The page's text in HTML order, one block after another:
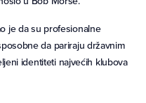
je da su profesionalne
da pariraju državnim
identiteti najvećih klubova